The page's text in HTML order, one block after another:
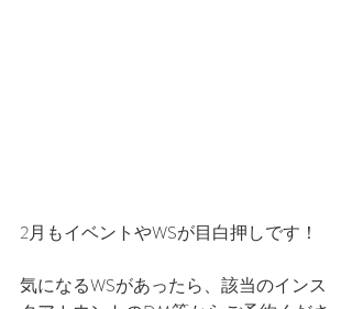
2月もイベントやWSが目白押しです！
気になるWSがあったら、該当のインス